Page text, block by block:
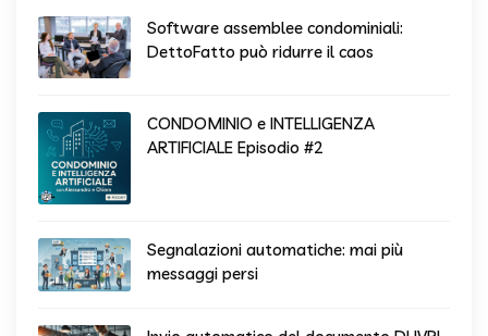
Software assemblee condominiali:
DettoFatto può ridurre il caos
CONDOMINIO e INTELLIGENZA
ARTIFICIALE Episodio #2
Segnalazioni automatiche: mai più
messaggi persi